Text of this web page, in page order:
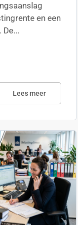
en een
Lees meer